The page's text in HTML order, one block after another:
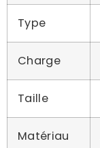
Type
Charge
Taille
Matériau